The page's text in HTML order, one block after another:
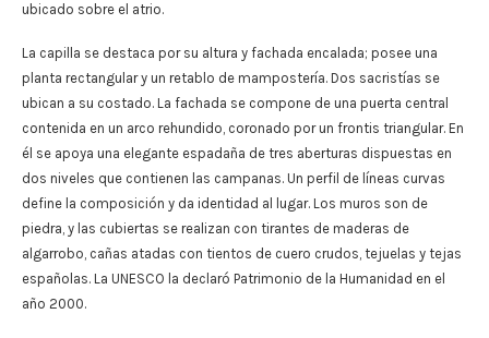
ubicado sobre el atrio.
La capilla se destaca por su altura y fachada encalada; posee una
planta rectangular y un retablo de mampostería. Dos sacristías se
ubican a su costado. La fachada se compone de una puerta central
contenida en un arco rehundido, coronado por un frontis triangular. En
él se apoya una elegante espadaña de tres aberturas dispuestas en
dos niveles que contienen las campanas. Un perfil de líneas curvas
define la composición y da identidad al lugar. Los muros son de
piedra, y las cubiertas se realizan con tirantes de maderas de
algarrobo, cañas atadas con tientos de cuero crudos, tejuelas y tejas
españolas. La UNESCO la declaró Patrimonio de la Humanidad en el
año 2000.